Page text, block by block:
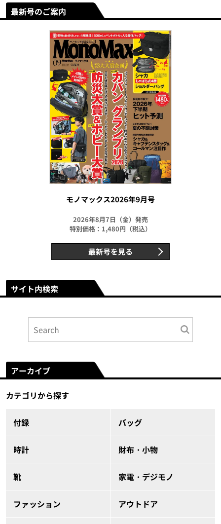
最新号のご案内
モノマックス2026年9月号
2026年8月7日（金）発売
特別価格：1,480円（税込）
最新号を見る
サイト内検索
アーカイブ
カテゴリから探す
付録 バッグ
時計 財布・小物
靴 家電・デジモノ
ファッション アウトドア